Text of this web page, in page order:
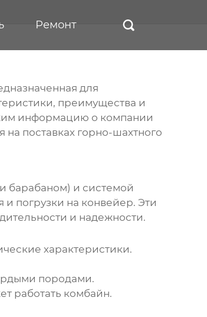
Ремонт 
для
преимущества и
информацию о компании
поставках горно-шахтного
барабаном) и системой
погрузки на конвейер. Эти
и надежности.
характеристики.
породами.
работать комбайн.